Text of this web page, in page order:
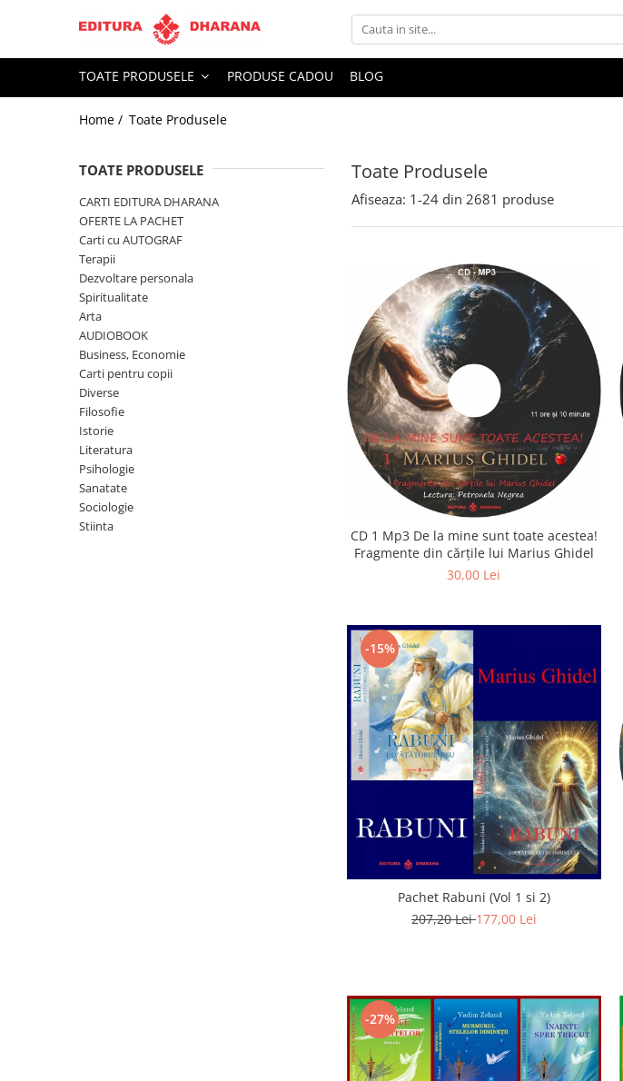
Toate Produsele
CARTI EDITURA DHARANA
OFERTE LA PACHET
Dezvoltare personala
Spiritualitate
AUDIOBOOK
Business, Economie
Carti pentru copii
TOATE PRODUSELE PRODUSE CADOU BLOG
Home / Toate Produsele
Toate Produsele
TOATE PRODUSELE
CARTI EDITURA DHARANA
OFERTE LA PACHET
Carti cu AUTOGRAF
Terapii
Dezvoltare personala
Spiritualitate
Arta
AUDIOBOOK
Business, Economie
Carti pentru copii
Diverse
Filosofie
Istorie
Literatura
Psihologie
Sanatate
Sociologie
Stiinta
Afiseaza: 1-24 din 2681 produse
CD 1 Mp3 De la mine sunt toate acestea!
Fragmente din cărțile lui Marius Ghidel
30,00 Lei
-15%
Pachet Rabuni (Vol 1 si 2)
207,20 Lei177,00 Lei
-27%